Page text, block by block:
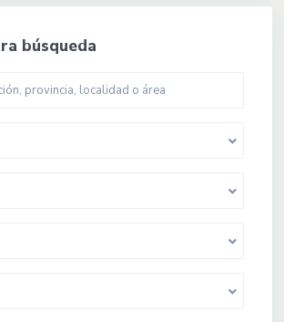
búsqueda